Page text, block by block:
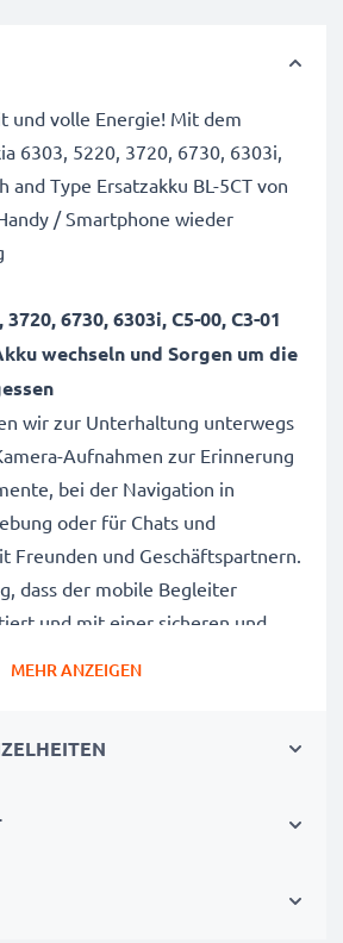
und volle Energie! Mit dem
6303, 5220, 3720, 6730, 6303i,
and Type Ersatzakku BL-5CT von
/ Smartphone wieder
6730, 6303i, C5-00, C3-01
wechseln und Sorgen um die
wir zur Unterhaltung unterwegs
Aufnahmen zur Erinnerung
bei der Navigation in
oder für Chats und
Freunden und Geschäftspartnern.
dass der mobile Begleiter
und mit einer sicheren und
and Type Wechselakku wurde mit
C3-01 Touch and Type Handy /
MEHR ANZEIGEN